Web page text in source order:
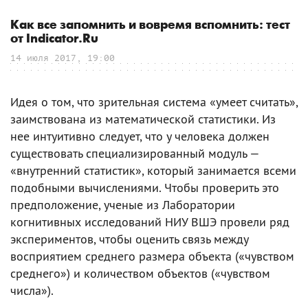
Как все запомнить и вовремя вспомнить: тест
от Indicator.Ru
14 июля 2017, 19:00
Идея о том, что зрительная система «умеет считать»,
заимствована из математической статистики. Из
нее интуитивно следует, что у человека должен
существовать специализированный модуль —
«внутренний статистик», который занимается всеми
подобными вычислениями. Чтобы проверить это
предположение, ученые из Лаборатории
когнитивных исследований НИУ ВШЭ провели ряд
экспериментов, чтобы оценить связь между
восприятием среднего размера объекта («чувством
среднего») и количеством объектов («чувством
числа»).